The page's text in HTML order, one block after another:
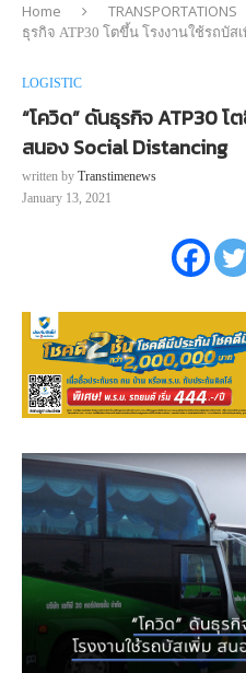
Home TRANSPORTATIONS
ธุรกิจ ATP30 โตขึ้น โรงงานใช้รถบัส
LOGISTIC
“โควิด” ดันธุรกิจ ATP30 โ
สนอง Social Distancing
written by Transtimenews
January 13, 2021